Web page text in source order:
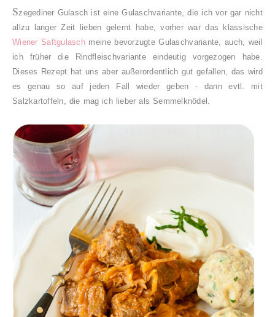
Szegediner Gulasch ist eine Gulaschvariante, die ich vor gar nicht
allzu langer Zeit lieben gelernt habe, vorher war das klassische
Wiener Saftgulaschmeine bevorzugte Gulaschvariante, auch, weil
ich früher die Rindfleischvariante eindeutig vorgezogen habe.
Dieses Rezept hat uns aber außerordentlich gut gefallen, das wird
es genau so auf jeden Fall wieder geben - dann evtl. mit
Salzkartoffeln, die mag ich lieber als Semmelknödel.